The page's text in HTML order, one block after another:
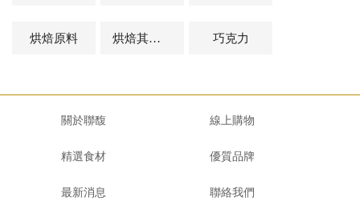
烘焙原料 烘焙其他及相關商品 巧克力
關於聯馥 線上購物
精選食材 優質品牌
最新消息 聯絡我們